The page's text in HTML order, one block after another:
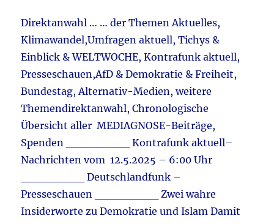
vieles
Direktanwahl … … der Themen Aktuelles,
Klimawandel,Umfragen aktuell, Tichys &
Einblick & WELTWOCHE, Kontrafunk aktuell,
Presseschauen,AfD & Demokratie & Freiheit,
Bundestag, Alternativ-Medien, weitere
Themendirektanwahl, Chronologische
Übersicht aller MEDIAGNOSE-Beiträge,
Spenden ________ Kontrafunk aktuell–
Nachrichten vom 12.5.2025 – 6:00 Uhr
________ Deutschlandfunk –
Presseschauen ________ Zwei wahre
Insiderworte zu Demokratie und Islam Damit